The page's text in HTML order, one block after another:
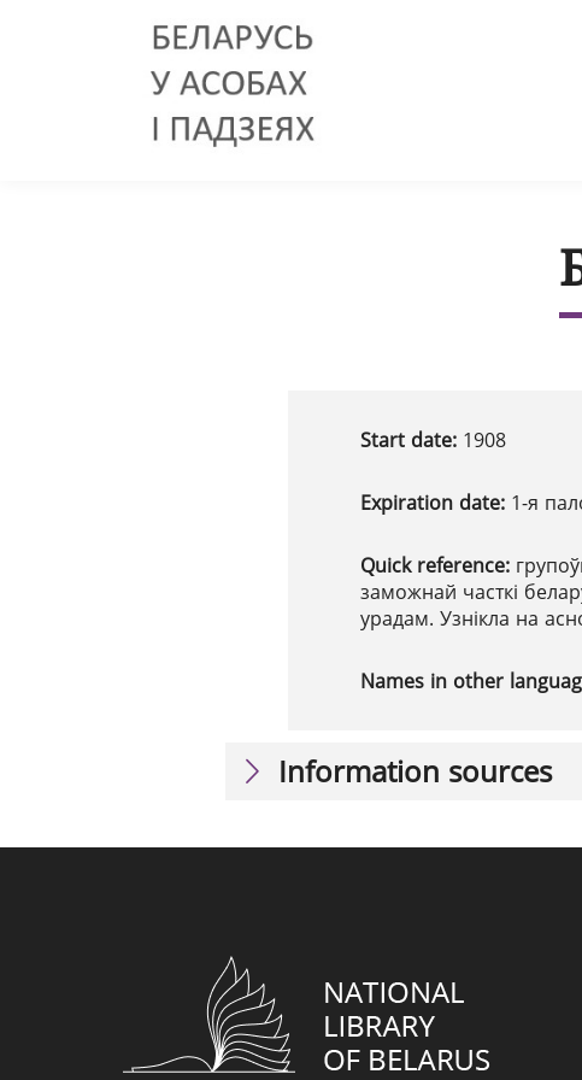
Start date: 1908
Expiration date: 1-я
Quick reference:
заможнай часткі
урадам. Узнікла на
Names in other
Information sources